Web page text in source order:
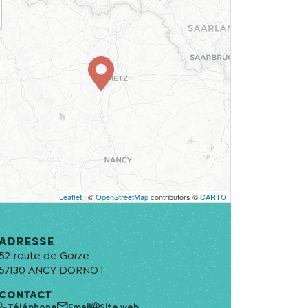
Leaflet| ©OpenStreetMapcontributors ©CARTO
route de Gorze
ANCY DORNOT